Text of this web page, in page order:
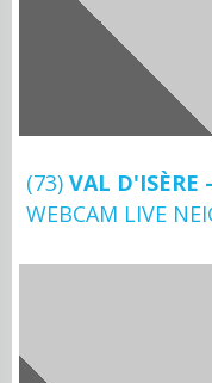
(73) VAL D'ISÈRE -
WEBCAM LIVE